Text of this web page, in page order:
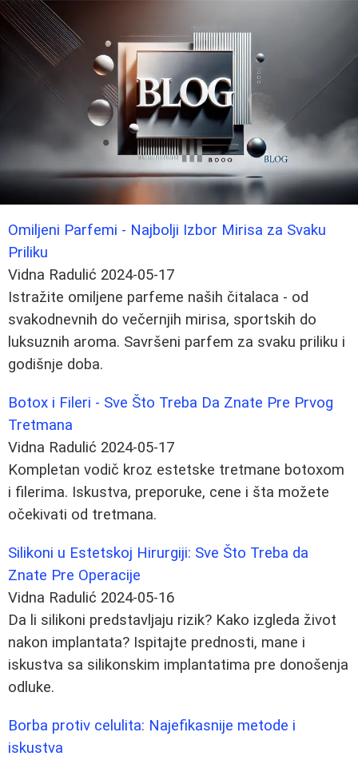
Omiljeni Parfemi - Najbolji Izbor Mirisa za Svaku
Priliku
Vidna Radulić 2024-05-17
Istražite omiljene parfeme naših čitalaca - od
svakodnevnih do večernjih mirisa, sportskih do
luksuznih aroma. Savršeni parfem za svaku priliku i
godišnje doba.
Botox i Fileri - Sve Što Treba Da Znate Pre Prvog
Tretmana
Vidna Radulić 2024-05-17
Kompletan vodič kroz estetske tretmane botoxom
i filerima. Iskustva, preporuke, cene i šta možete
očekivati od tretmana.
Silikoni u Estetskoj Hirurgiji: Sve Što Treba da
Znate Pre Operacije
Vidna Radulić 2024-05-16
Da li silikoni predstavljaju rizik? Kako izgleda život
nakon implantata? Ispitajte prednosti, mane i
iskustva sa silikonskim implantatima pre donošenja
odluke.
Borba protiv celulita: Najefikasnije metode i
iskustva